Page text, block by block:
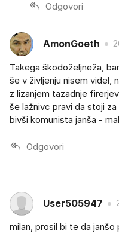
Odgovori
AmonGoeth
Takega škodoželjneža,
še v življenju nisem videl,
z lizanjem tazadnje
še lažnivc pravi da stoji
bivši komunista janša -
Odgovori
User505947
milan, prosil bi te da